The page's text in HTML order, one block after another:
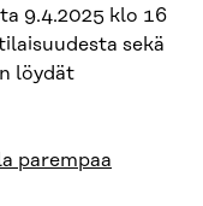
9.4.2025 klo 16
sekä
löydät
parempaa